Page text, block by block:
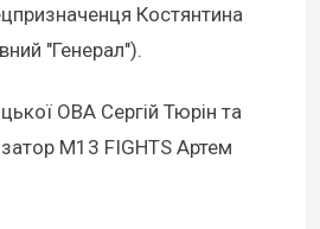
Костянтина
"Генерал").